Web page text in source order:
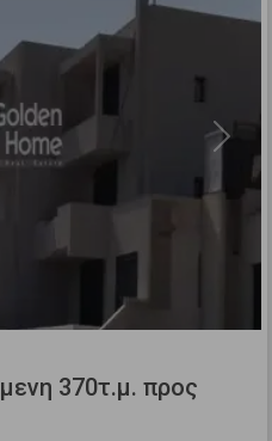
Next
370τ.μ. προς